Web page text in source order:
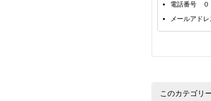
電話番号 ０
メールアド
このカテゴリ